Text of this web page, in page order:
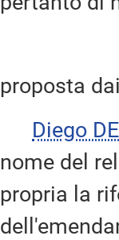
proposta
Diego
nome del
propria la